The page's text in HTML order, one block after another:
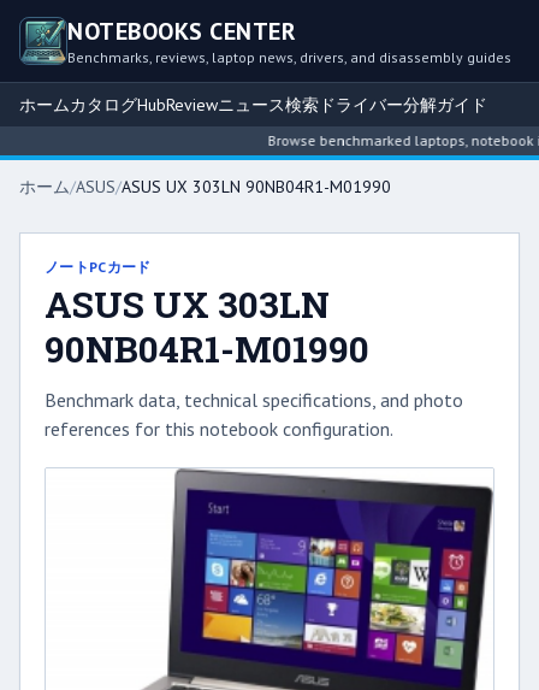
NOTEBOOKS CENTER
Benchmarks, reviews, laptop news, drivers, and disassembly guides
ホームカタログHubReviewニュース検索 ドライバー分解ガイド
Browse benchmarked laptops, notebook
ホーム/ASUS/ASUS UX 303LN 90NB04R1-M01990
ノートPCカード
ASUS UX 303LN
90NB04R1-M01990
Benchmark data, technical specifications, and photo
references for this notebook configuration.